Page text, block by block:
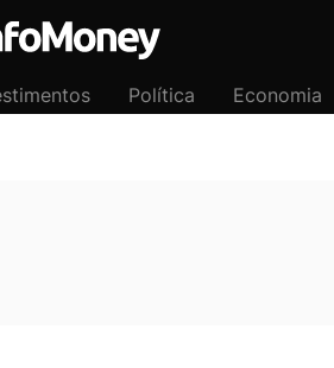
Política Economia